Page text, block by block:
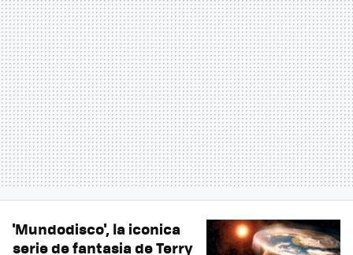
'Mundodisco', la iconica
serie de fantasia de Terry